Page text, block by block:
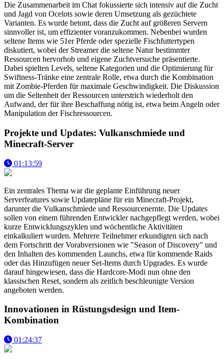
Die Zusammenarbeit im Chat fokussierte sich intensiv auf die Zucht
und Jagd von Ocelots sowie deren Umsetzung als gezüchtete
Varianten. Es wurde betont, dass die Zucht auf größeren Servern
sinnvoller ist, um effizienter voranzukommen. Nebenbei wurden
seltene Items wie 51er Pferde oder spezielle Fischfuttertypen
diskutiert, wobei der Streamer die seltene Natur bestimmter
Ressourcen hervorhob und eigene Zuchtversuche präsentierte.
Dabei spielten Levels, seltene Kategorien und die Optimierung für
Swiftness-Tränke eine zentrale Rolle, etwa durch die Kombination
mit Zombie-Pferden für maximale Geschwindigkeit. Die Diskussion
um die Seltenheit der Ressourcen unterstrich wiederholt den
Aufwand, der für ihre Beschaffung nötig ist, etwa beim Angeln oder
Manipulation der Fischressourcen.
Projekte und Updates: Vulkanschmiede und
Minecraft-Server
01:13:59
Ein zentrales Thema war die geplante Einführung neuer
Serverfeatures sowie Updatepläne für ein Minecraft-Projekt,
darunter die Vulkanschmiede und Ressourcenernte. Die Updates
sollen von einem führenden Entwickler nachgepflegt werden, wobei
kurze Entwicklungszyklen und wöchentliche Aktivitäten
einkalkuliert wurden. Mehrere Teilnehmer erkundigten sich nach
dem Fortschritt der Vorabversionen wie "Season of Discovery" und
den Inhalten des kommenden Launchs, etwa für kommende Raids
oder das Hinzufügen neuer Set-Items durch Upgrades. Es wurde
darauf hingewiesen, dass die Hardcore-Modi nun ohne den
klassischen Reset, sondern als zeitlich beschleunigte Version
angeboten werden.
Innovationen in Rüstungsdesign und Item-
Kombination
01:24:37